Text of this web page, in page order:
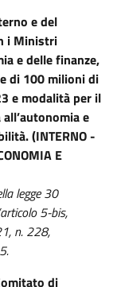
e del
i Ministri
e delle finanze,
di 100 milioni di
e modalità per il
e
(INTERNO -
E
legge 30
5-bis,
n. 228,
di